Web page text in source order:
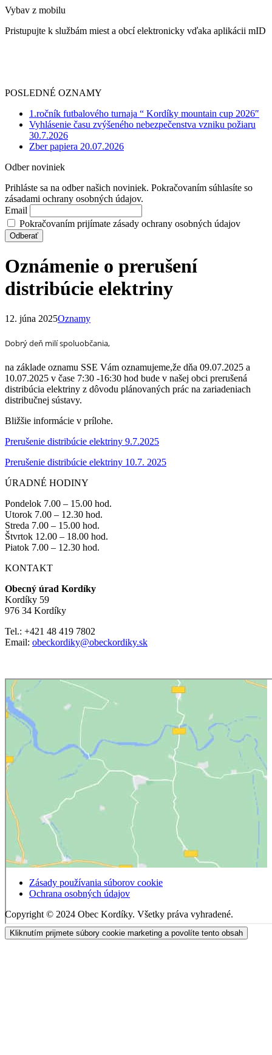
Vybav z mobilu
Pristupujte k službám miest a obcí elektronicky vďaka aplikácii mID
POSLEDNÉ OZNAMY
1.ročník futbalového turnaja “ Kordíky mountain cup 2026″
Vyhlásenie času zvýšeného nebezpečenstva vzniku požiaru
30.7.2026
Zber papiera 20.07.2026
Odber noviniek
Prihláste sa na odber našich noviniek. Pokračovaním súhlasíte so
zásadami ochrany osobných údajov.
Email
Pokračovaním prijímate zásady ochrany osobných údajov
Oznámenie o prerušení
distribúcie elektriny
12. júna 2025Oznamy
Dobrý deň milí spoluobčania,
na základe oznamu SSE Vám oznamujeme,že dňa 09.07.2025 a
10.07.2025 v čase 7:30 -16:30 hod bude v našej obci prerušená
distribúcia elektriny z dôvodu plánovaných prác na zariadeniach
distribučnej sústavy.
Bližšie informácie v prílohe.
Prerušenie distribúcie elektriny 9.7.2025
Prerušenie distribúcie elektriny 10.7. 2025
ÚRADNÉ HODINY
Pondelok 7.00 – 15.00 hod.
Utorok 7.00 – 12.30 hod.
Streda 7.00 – 15.00 hod.
Štvrtok 12.00 – 18.00 hod.
Piatok 7.00 – 12.30 hod.
KONTAKT
Obecný úrad Kordíky
Kordíky 59
976 34 Kordíky
Tel.: +421 48 419 7802
Email: obeckordiky@obeckordiky.sk
Kliknutím prijmete súbory cookie marketing a povolíte tento obsah
Zásady používania súborov cookie
Ochrana osobných údajov
Copyright © 2024 Obec Kordíky. Všetky práva vyhradené.